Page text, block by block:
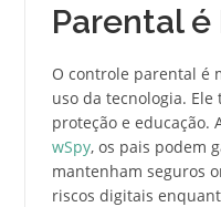
Parental
O controle parental é
uso da tecnologia.
proteção e educação.
wSpy, os pais podem
mantenham seguros
riscos digitais